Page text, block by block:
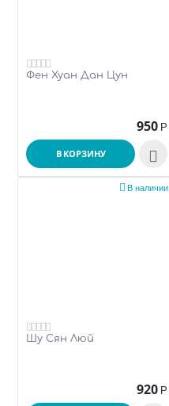
Фен Хуан Дан Цун
950 Р
В КОРЗИНУ 
В наличии

Шу Сян Люй
920 Р